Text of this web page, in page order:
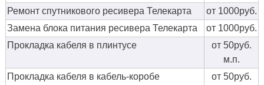
Ремонт спутникового ресивера Телекарта
от 1000руб.
Замена блока питания ресивера Телекарта
от 1000руб.
Прокладка кабеля в плинтусе
от 50руб.
м.п.
Прокладка кабеля в кабель-коробе
от 50руб.